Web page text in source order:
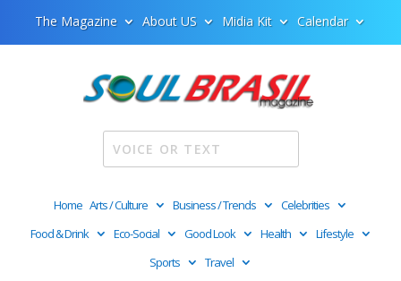
The Magazine About US Midia Kit Calendar
Home Arts / Culture Business / Trends
Celebrities
Food & Drink
Eco-Social Good Look Health
Lifestyle
Sports
Travel